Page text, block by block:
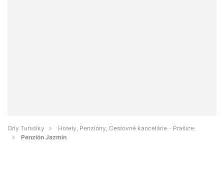
Orly Turistiky
Hotely, Penzióny, Cestovné kancelárie - Prašice
Penzión Jazmín